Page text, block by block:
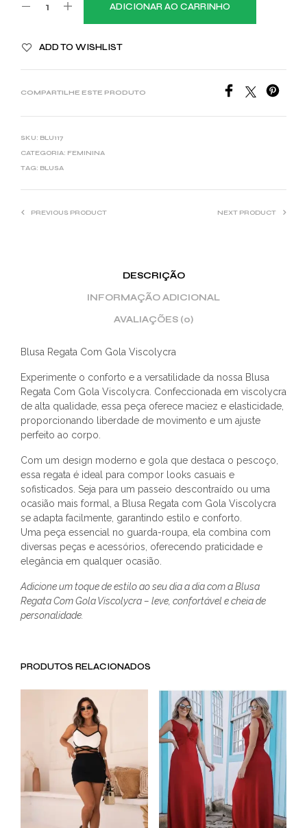
ADICIONAR AO CARRINHO
ADD TO WISHLIST
COMPARTILHE ESTE PRODUTO
SKU: BLU117
CATEGORIA: FEMININA
TAG: BLUSA
PREVIOUS PRODUCT NEXT PRODUCT
DESCRIÇÃO
INFORMAÇÃO ADICIONAL
AVALIAÇÕES (0)
Blusa Regata Com Gola Viscolycra
Experimente o conforto e a versatilidade da nossa Blusa
Regata Com Gola Viscolycra. Confeccionada em viscolycra
de alta qualidade, essa peça oferece maciez e elasticidade,
proporcionando liberdade de movimento e um ajuste
perfeito ao corpo.
Com um design moderno e gola que destaca o pescoço,
essa regata é ideal para compor looks casuais e
sofisticados. Seja para um passeio descontraído ou uma
ocasião mais formal, a Blusa Regata com Gola Viscolycra
se adapta facilmente, garantindo estilo e conforto.
Uma peça essencial no guarda-roupa, ela combina com
diversas peças e acessórios, oferecendo praticidade e
elegância em qualquer ocasião.
Adicione um toque de estilo ao seu dia a dia com a Blusa
Regata Com Gola Viscolycra – leve, confortável e cheia de
personalidade.
PRODUTOS RELACIONADOS